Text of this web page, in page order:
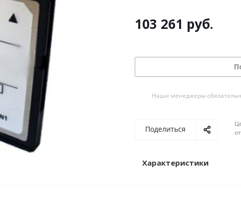
103 261 руб.
Наши менеджеры
Поделиться
Характеристики